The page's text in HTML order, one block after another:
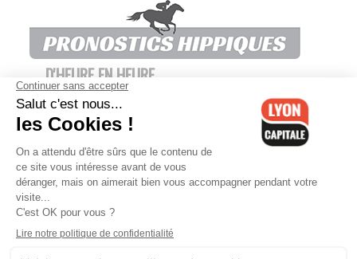
D'HEURE EN HEURE
Saône-et-Loire : l'État doit trancher
sur une carrière qu'il a déjà
extraction illégale
07/08/26
un gendarme